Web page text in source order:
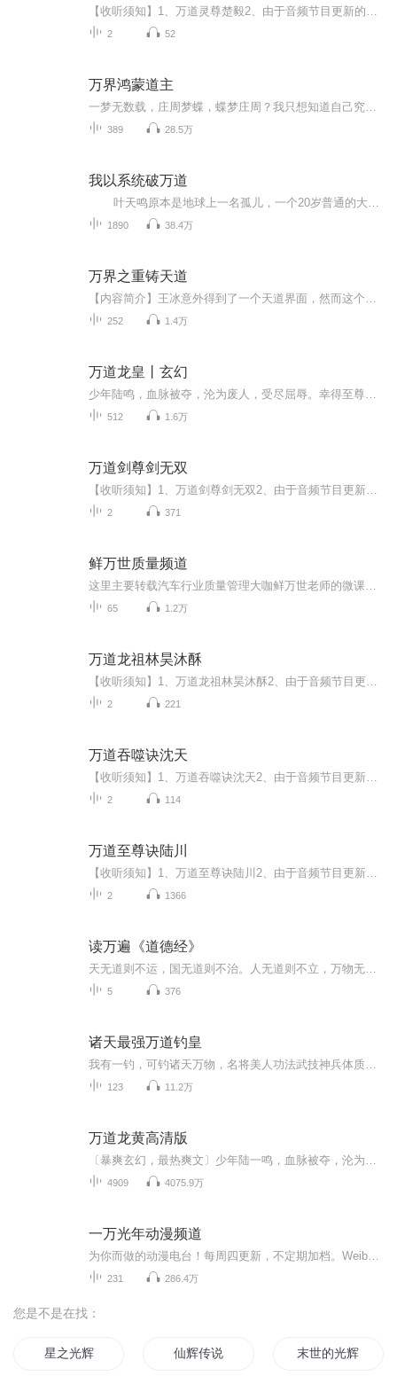
2 52
万界鸿蒙道主
389 28.5万
我以系统破万道
1890 38.4万
万界之重铸天道
252 1.4万
万道龙皇丨玄幻
512 1.6万
万道剑尊剑无双
2 371
鲜万世质量频道
65 1.2万
万道龙祖林昊沐酥
2 221
万道吞噬诀沈天
2 114
万道至尊诀陆川
2 1366
读万遍《道德经》
5 376
诸天最强万道钓皇
123 11.2万
万道龙黄高清版
4909 4075.9万
一万光年动漫频道
231 286.4万
您是不是在找：
星之光辉 仙辉传说 末世的光辉